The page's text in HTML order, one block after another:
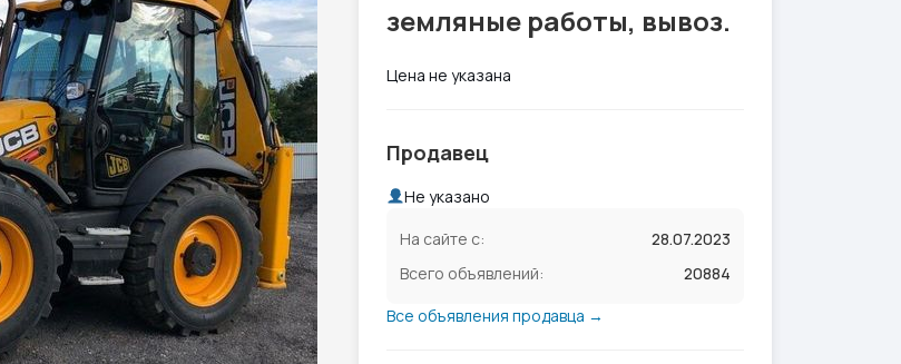
земляные работы, вывоз.
Цена не указана
Продавец
Не указано
На сайте с:
28.07.2023
Всего объявлений:
20884
Все объявления продавца →